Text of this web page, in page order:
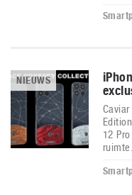
NIEUWS
12
ruimte.